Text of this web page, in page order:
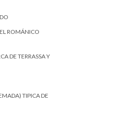
ROMÁNICO
DE TERRASSA Y
TIPICA DE